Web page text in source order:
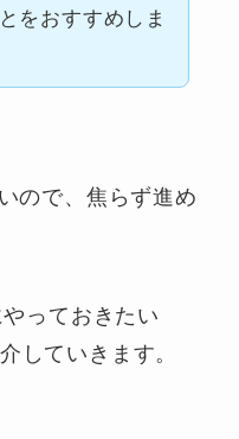
をおすすめしま
ので、焦らず進め
っておきたい
していきます。